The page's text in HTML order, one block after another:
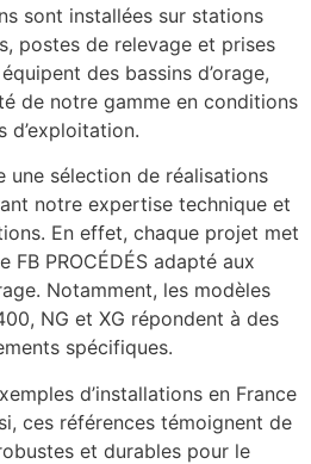
sont installées sur stations
postes de relevage et prises
des bassins d’orage,
de notre gamme en conditions
d’exploitation.
une sélection de réalisations
notre expertise technique et
En effet, chaque projet met
FB PROCÉDÉS adapté aux
Notamment, les modèles
NG et XG répondent à des
spécifiques.
d’installations en France
ces références témoignent de
et durables pour le